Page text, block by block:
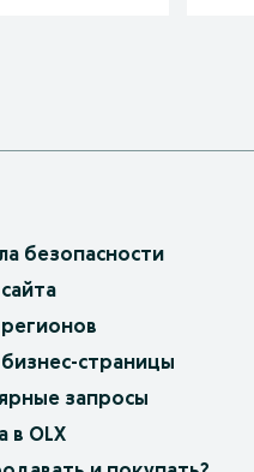
безопасности
регионов
бизнес-страницы
запросы
в OLX